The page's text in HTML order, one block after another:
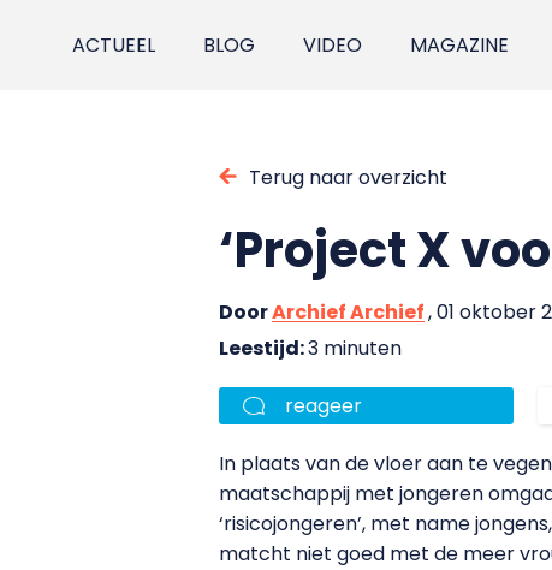
ACTUEEL BLOG VIDEO MAGAZINE
Terug naar overzicht
‘Project X
DoorArchief Archief, 01 oktober
Leestijd:3 minuten
reageer
In plaats van de vloer aan te
maatschappij met jongeren
‘risicojongeren’, met name
matcht niet goed met de meer